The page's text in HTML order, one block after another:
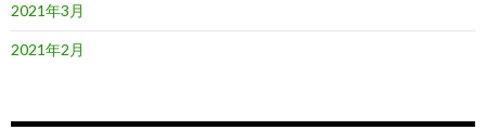
2021年3月
2021年2月